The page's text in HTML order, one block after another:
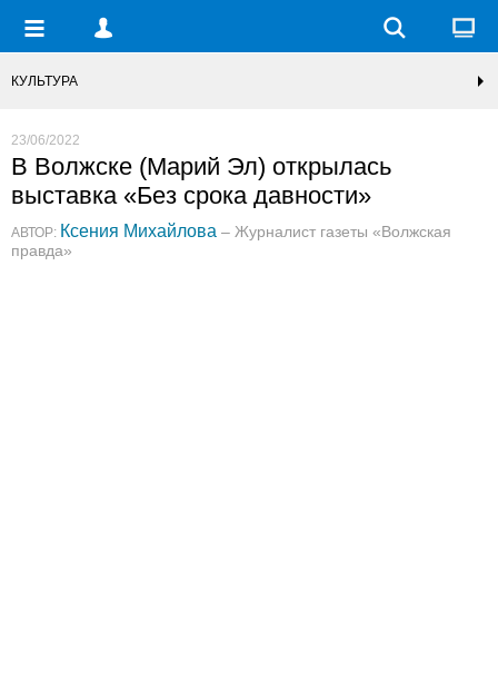
КУЛЬТУРА
23/06/2022
В Волжске (Марий Эл) открылась
выставка «Без срока давности»
АВТОР: Ксения Михайлова – Журналист газеты «Волжская
правда»